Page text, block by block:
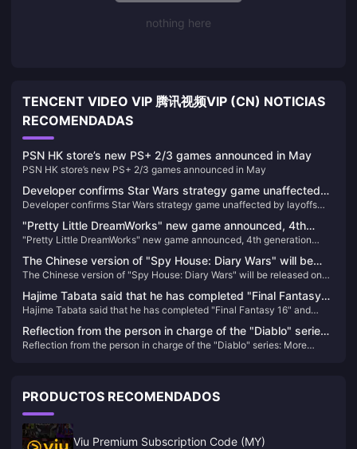
nothing here
TENCENT VIDEO VIP 腾讯视频VIP (CN) NOTICIAS
RECOMENDADAS
PSN HK store’s new PS+ 2/3 games announced in May
PSN HK store’s new PS+ 2/3 games announced in May
Developer confirms Star Wars strategy game unaffected
by layoffs and still in development
Developer confirms Star Wars strategy game unaffected by layoffs
"Pretty Little DreamWorks" new game announced, 4th
generation prequel character "Kallen" will be the heroine of
the game
"Pretty Little DreamWorks" new game announced, 4th generation
The Chinese version of "Spy House: Diary Wars" will be
released on June 27
The Chinese version of "Spy House: Diary Wars" will be released on
Hajime Tabata said that he has completed "Final Fantasy
16" and believes that the game is the most impressive
work this year.
Hajime Tabata said that he has completed "Final Fantasy 16" and
Reflection from the person in charge of the "Diablo" series:
More emphasis should be placed on player fun rather than
Reflection from the person in charge of the "Diablo" series: More
PRODUCTOS RECOMENDADOS
Viu Premium Subscription Code (MY)